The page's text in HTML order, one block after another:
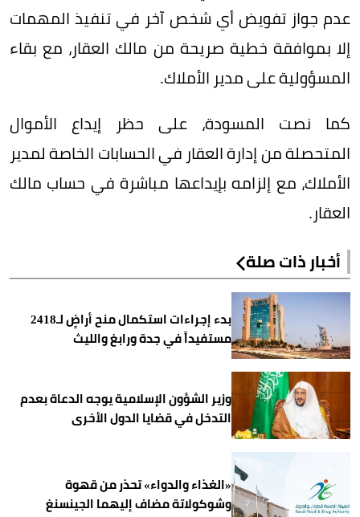
عدم جواز تفويض أي شخص آخر في تنفيذ المهمات
إلا بموافقة خطية صريحة من مالك العقار، مع بقاء
المسؤولية على مدير الأملاك.
كما نصت المسودة، على حظر إيداع الأموال
المتحصلة من إدارة العقار في الحسابات الخاصة لمدير
الأملاك، مع إلزامه بإيداعها مباشرة في حساب مالك
العقار.
أخبار ذات صلة
بدء إجراءات استكمال منح أراضٍ لـ2418
مستفيداً في جدة ورابغ والليث
وزير الشؤون الإسلامية يوجه الدعاة بعدم
التدخل في قضايا الدول الأخرى
«الغذاء والدواء» تحذر من قهوة
وشوكولاتة مضاف إليهما الجينسنغ